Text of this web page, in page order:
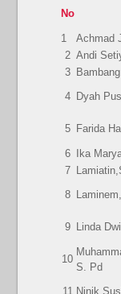
No
1
Achmad
2 Andi
3
4 Dyah
5 Farida
6 Ika
7
8
9 Linda
10
S. Pd
11 Ninik